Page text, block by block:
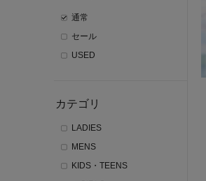
通常
セール
USED
カテゴリ
LADIES
MENS
KIDS・TEENS